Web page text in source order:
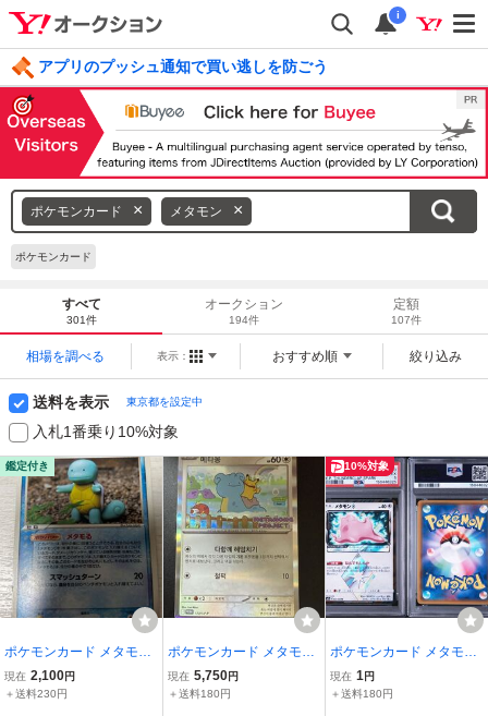
i
アプリのプッシュ通知で買い逃しを防ごう
毎日引けるくじ 今すぐ挑戦 ログイン
ポケモンカード メタモン
ー
ド
を
消
す
ポケモンカード
すべて
301件
オークション
194件
定額
107件
相場を調べる 表示： おすすめ順 絞り込み
送料を表示 東京都を設定中
入札1番乗り10%対象
鑑定付き
ポケモンカード メタモン
ゼニガメ 024/086 ホロン
の研究塔
現在 2,100円
＋送料230円
ポケモンカード メタモン
韓国プロモ 173/SV-P ME
TAMONG PROJECT
現在 5,750円
＋送料180円
10%対象
ポケモンカード メタモン
PR PSA5 プリズムスター
現在 1円
＋送料180円